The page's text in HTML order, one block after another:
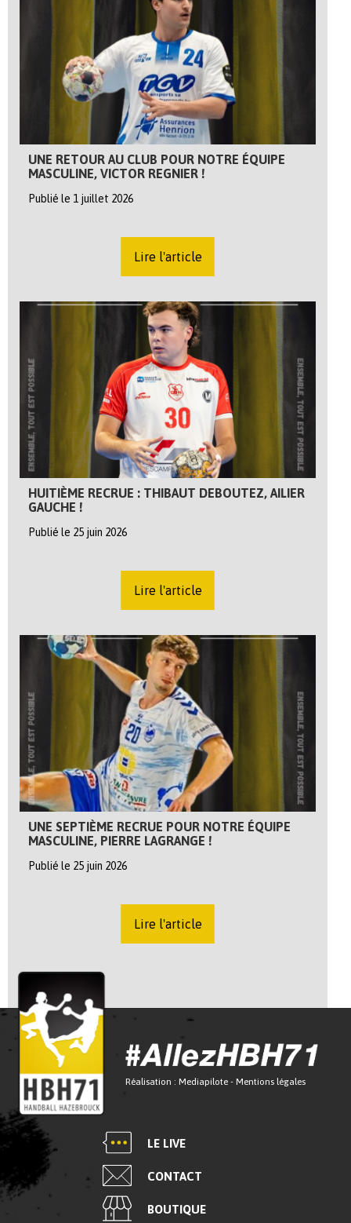
UNE RETOUR AU CLUB POUR NOTRE ÉQUIPE
MASCULINE, VICTOR REGNIER !
Publié le 1 juillet 2026
Lire l'article
HUITIÈME RECRUE : THIBAUT DEBOUTEZ, AILIER
GAUCHE !
Publié le 25 juin 2026
Lire l'article
UNE SEPTIÈME RECRUE POUR NOTRE ÉQUIPE
MASCULINE, PIERRE LAGRANGE !
Publié le 25 juin 2026
Lire l'article
Réalisation : Mediapilote - Mentions légales
LE LIVE
CONTACT
BOUTIQUE